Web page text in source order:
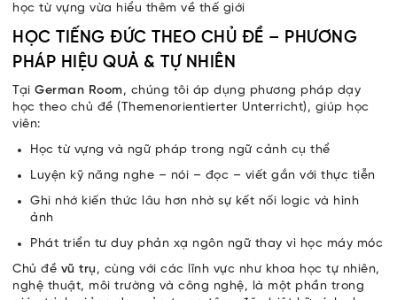
học từ vựng vừa hiểu thêm về thế giới
HỌC TIẾNG ĐỨC THEO CHỦ ĐỀ – PHƯƠNG
PHÁP HIỆU QUẢ & TỰ NHIÊN
Tại German Room, chúng tôi áp dụng phương pháp dạy
học theo chủ đề (Themenorientierter Unterricht), giúp học
viên:
Học từ vựng và ngữ pháp trong ngữ cảnh cụ thể
Luyện kỹ năng nghe – nói – đọc – viết gắn với thực tiễn
Ghi nhớ kiến thức lâu hơn nhờ sự kết nối logic và hình
ảnh
Phát triển tư duy phản xạ ngôn ngữ thay vì học máy móc
Chủ đề vũ trụ , cùng với các lĩnh vực như khoa học tự nhiên,
nghệ thuật, môi trường và công nghệ, là một phần trong